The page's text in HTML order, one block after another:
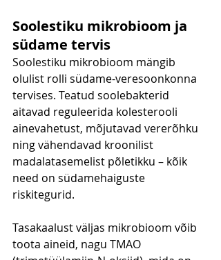
Soolestiku mikrobioom ja
südame tervis
Soolestiku mikrobioom mängib
olulist rolli südame-veresoonkonna
tervises. Teatud soolebakterid
aitavad reguleerida kolesterooli
ainevahetust, mõjutavad vererõhku
ning vähendavad kroonilist
madalatasemelist põletikku – kõik
need on südamehaiguste
riskitegurid.
Tasakaalust väljas mikrobioom võib
toota aineid, nagu TMAO